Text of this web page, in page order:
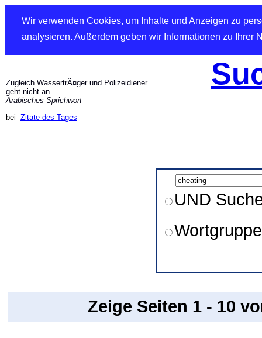
Wir verwenden Cookies, um Inhalte und Anzeigen zu
analysieren. Außerdem geben wir Informationen zu Ihrer
Zugleich WassertrÃ¤ger und Polizeidiener
geht nicht an.
Arabisches Sprichwort
bei Zitate des Tages
UND
Wortgruppe
Zeige Seiten 1 - 10